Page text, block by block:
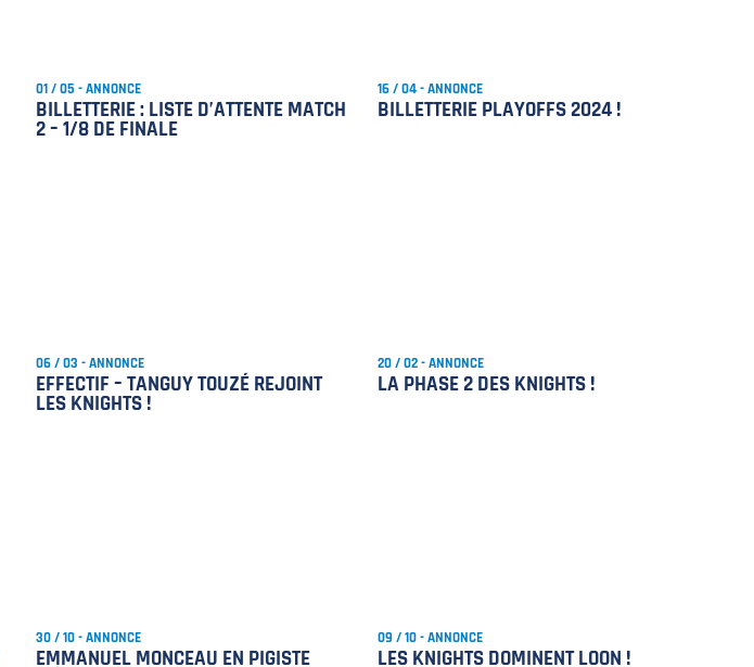
01 / 05 - ANNONCE
BILLETTERIE : LISTE D’ATTENTE MATCH
2 – 1/8 DE FINALE
16 / 04 - ANNONCE
BILLETTERIE PLAYOFFS 2024 !
06 / 03 - ANNONCE
EFFECTIF – TANGUY TOUZÉ REJOINT
LES KNIGHTS !
20 / 02 - ANNONCE
LA PHASE 2 DES KNIGHTS !
30 / 10 - ANNONCE
EMMANUEL MONCEAU EN PIGISTE
09 / 10 - ANNONCE
LES KNIGHTS DOMINENT LOON !